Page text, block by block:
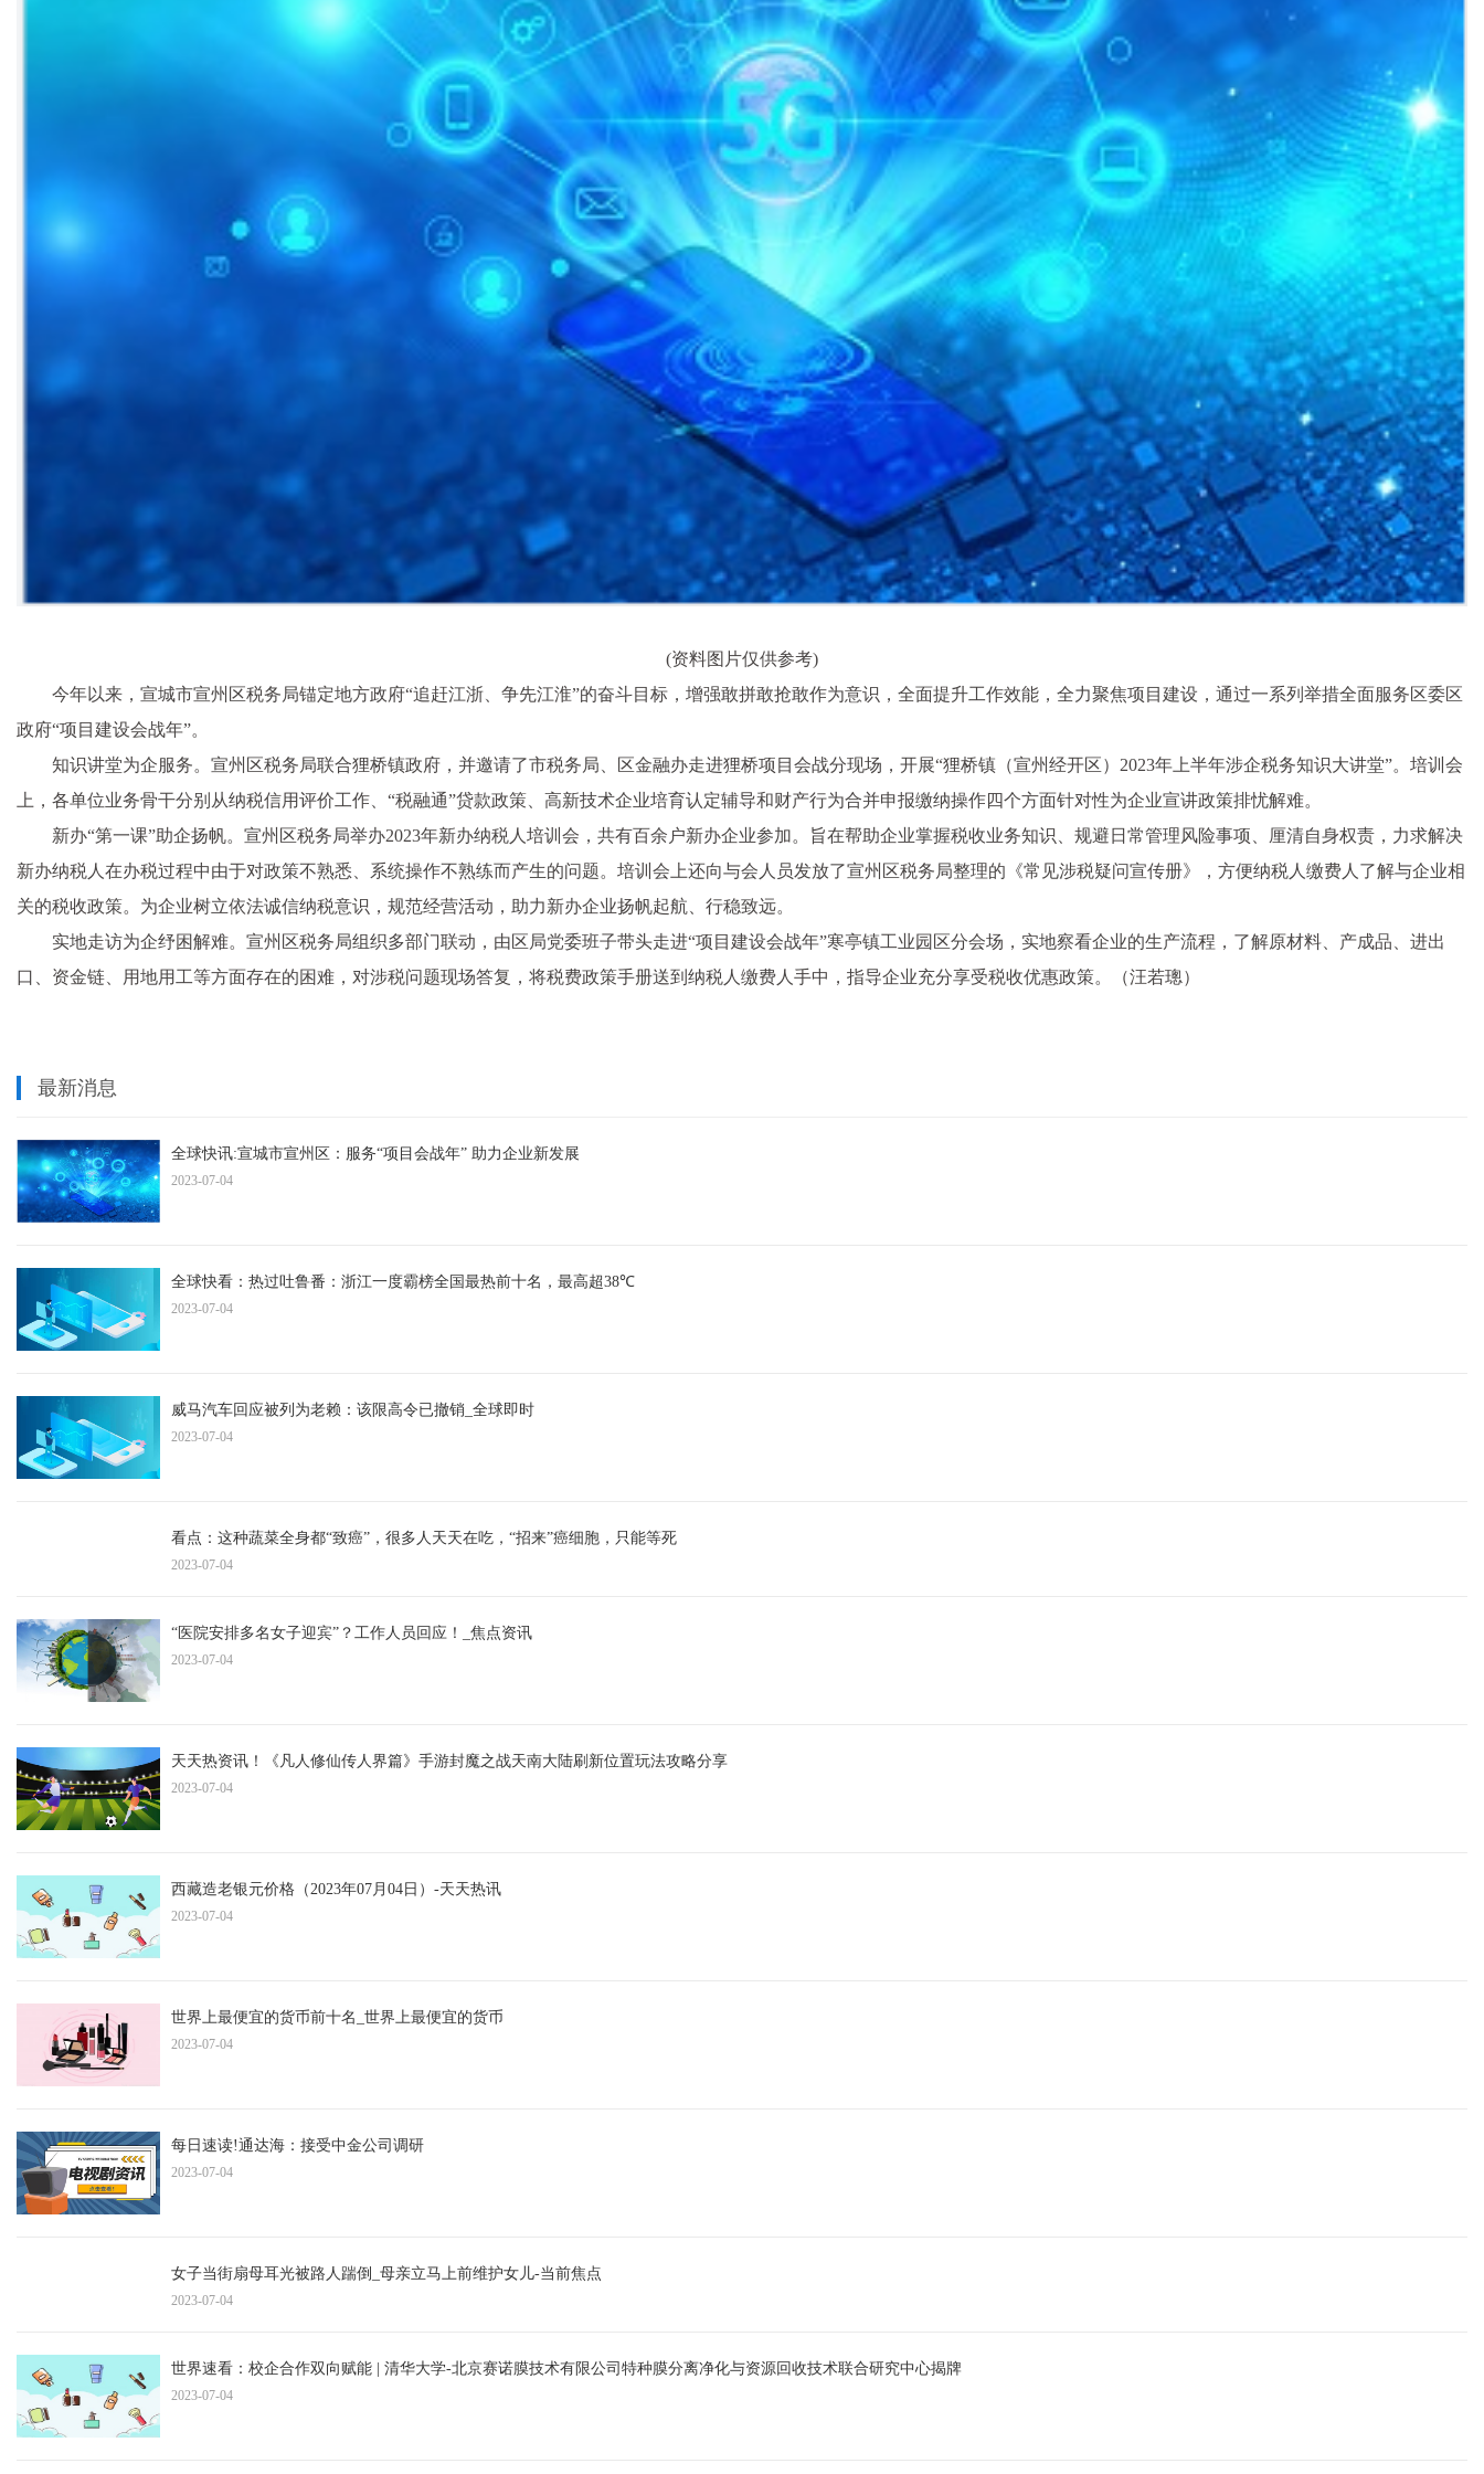
(资料图片仅供参考)
今年以来，宣城市宣州区税务局锚定地方政府“追赶江浙、争先江淮”的奋斗目标，增强敢拼敢抢敢作为意识，全面提升工作效能，全力聚焦项目建设，通过一系列举措全面服务区委区
政府“项目建设会战年”。
知识讲堂为企服务。宣州区税务局联合狸桥镇政府，并邀请了市税务局、区金融办走进狸桥项目会战分现场，开展“狸桥镇（宣州经开区）2023年上半年涉企税务知识大讲堂”。培训会
上，各单位业务骨干分别从纳税信用评价工作、“税融通”贷款政策、高新技术企业培育认定辅导和财产行为合并申报缴纳操作四个方面针对性为企业宣讲政策排忧解难。
新办“第一课”助企扬帆。宣州区税务局举办2023年新办纳税人培训会，共有百余户新办企业参加。旨在帮助企业掌握税收业务知识、规避日常管理风险事项、厘清自身权责，力求解决
新办纳税人在办税过程中由于对政策不熟悉、系统操作不熟练而产生的问题。培训会上还向与会人员发放了宣州区税务局整理的《常见涉税疑问宣传册》，方便纳税人缴费人了解与企业相
关的税收政策。为企业树立依法诚信纳税意识，规范经营活动，助力新办企业扬帆起航、行稳致远。
实地走访为企纾困解难。宣州区税务局组织多部门联动，由区局党委班子带头走进“项目建设会战年”寒亭镇工业园区分会场，实地察看企业的生产流程，了解原材料、产成品、进出
口、资金链、用地用工等方面存在的困难，对涉税问题现场答复，将税费政策手册送到纳税人缴费人手中，指导企业充分享受税收优惠政策。（汪若璁）
最新消息
全球快讯:宣城市宣州区：服务“项目会战年” 助力企业新发展
2023-07-04
全球快看：热过吐鲁番：浙江一度霸榜全国最热前十名，最高超38℃
2023-07-04
威马汽车回应被列为老赖：该限高令已撤销_全球即时
2023-07-04
看点：这种蔬菜全身都“致癌”，很多人天天在吃，“招来”癌细胞，只能等死
2023-07-04
“医院安排多名女子迎宾”？工作人员回应！_焦点资讯
2023-07-04
天天热资讯！《凡人修仙传人界篇》手游封魔之战天南大陆刷新位置玩法攻略分享
2023-07-04
西藏造老银元价格（2023年07月04日）-天天热讯
2023-07-04
世界上最便宜的货币前十名_世界上最便宜的货币
2023-07-04
每日速读!通达海：接受中金公司调研
2023-07-04
女子当街扇母耳光被路人踹倒_母亲立马上前维护女儿-当前焦点
2023-07-04
世界速看：校企合作双向赋能 | 清华大学-北京赛诺膜技术有限公司特种膜分离净化与资源回收技术联合研究中心揭牌
2023-07-04